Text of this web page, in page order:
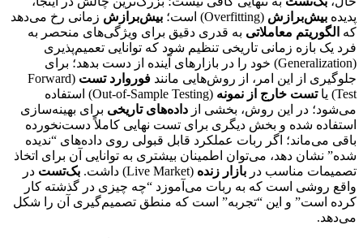
پدیده بیش‌برازش (Overfitting) است؛ بیش‌برازش زمانی رخ می‌دهد
که الگوریتم معاملاتی به قدری دقیق برای ویژگی‌های منحصر به
فرد یک بازه زمانی تاریخی تنظیم شود که توانایی تعمیم‌پذیری
(Generalization) خود را در بازارهای آینده از دست بدهد؛ برای
جلوگیری از این امر، از روش‌هایی مانند فوروارد تست
(Forward
Test) یا
تست خارج از نمونه
(Out-of-Sample Testing) استفاده
می‌شود؛ در این روش، بخشی از داده‌های تاریخی برای بهینه‌سازی
استفاده شده و بخش دیگری برای تست نهایی کاملاً دست‌نخورده
باقی می‌ماند؛ اگر ربات عملکرد قابل قبولی روی داده‌های “ندیده
شده” نشان دهد، می‌توان اطمینان بیشتری به توانایی آن برای اتخاذ
تصمیمات مناسب در بازار زنده (Live Market) داشت. بک‌تست در
واقع روشی است که به ربات می‌آموزد “چه چیزی در گذشته کار
کرده است” و این “تجربه” است که منطق تصمیم‌گیری آن را شکل
می‌دهد.